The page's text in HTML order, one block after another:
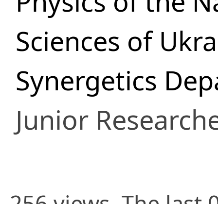
Sciences of
Synergetics
Junior